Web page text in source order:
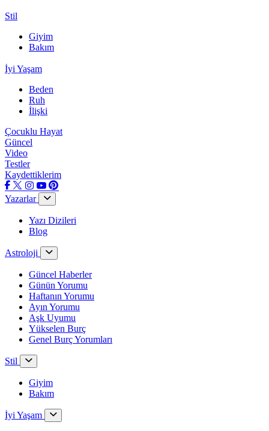
Stil
Giyim
Bakım
İyi Yaşam
Beden
Ruh
İlişki
Çocuklu Hayat
Güncel
Video
Testler
Kaydettiklerim
Yazarlar
Yazı Dizileri
Blog
Astroloji
Güncel Haberler
Günün Yorumu
Haftanın Yorumu
Ayın Yorumu
Aşk Uyumu
Yükselen Burç
Genel Burç Yorumları
Stil
Giyim
Bakım
İyi Yaşam